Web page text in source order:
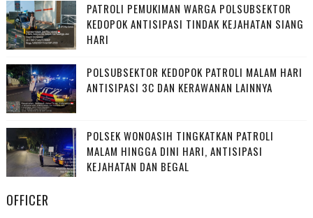
PATROLI PEMUKIMAN WARGA POLSUBSEKTOR
KEDOPOK ANTISIPASI TINDAK KEJAHATAN SIANG
HARI
POLSUBSEKTOR KEDOPOK PATROLI MALAM HARI
ANTISIPASI 3C DAN KERAWANAN LAINNYA
POLSEK WONOASIH TINGKATKAN PATROLI
MALAM HINGGA DINI HARI, ANTISIPASI
KEJAHATAN DAN BEGAL
OFFICER